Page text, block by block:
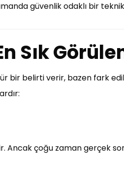
güvenlik odaklı bir
Sık
bir belirti verir, bazen fark
Ancak çoğu zaman gerçek